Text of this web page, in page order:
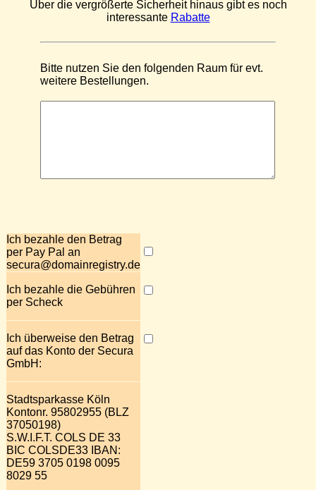
Über die vergrößerte Sicherheit hinaus gibt es noch
interessante Rabatte
Bitte nutzen Sie den folgenden Raum für evt.
weitere Bestellungen.
Ich bezahle den Betrag
per Pay Pal an
secura@domainregistry.de
Ich bezahle die Gebühren
per Scheck
Ich überweise den Betrag
auf das Konto der Secura
GmbH:
Stadtsparkasse Köln
Kontonr. 95802955 (BLZ
37050198)
S.W.I.F.T. COLS DE 33
BIC COLSDE33 IBAN:
DE59 3705 0198 0095
8029 55